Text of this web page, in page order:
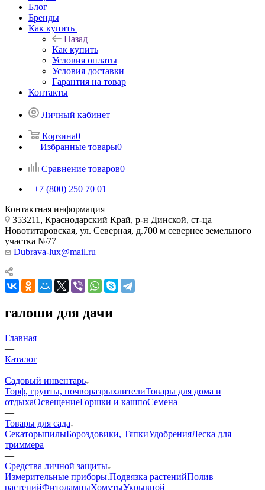
Блог
Бренды
Как купить
Назад
Как купить
Условия оплаты
Условия доставки
Гарантия на товар
Контакты
Личный кабинет
Корзина0
Избранные товары0
Сравнение товаров0
+7 (800) 250 70 01
Контактная информация
353211, Краснодарский Край, р-н Динской, ст-ца
Новотитаровская, ул. Северная, д.700 м севернее земельного
участка №77
Dubrava-lux@mail.ru
галоши для дачи
Главная
—
Каталог
—
Садовый инвентарь
Торф, грунты, почворазрыхлителиТовары для дома и
отдыхаОсвещениеГоршки и кашпоСемена
—
Товары для сада
СекаторыпилыБороздовики, ТяпкиУдобренияЛеска для
триммера
—
Средства личной защиты
Измерительные приборы.Подвязка растенийПолив
растенийФитолампыХомутыУкрывной